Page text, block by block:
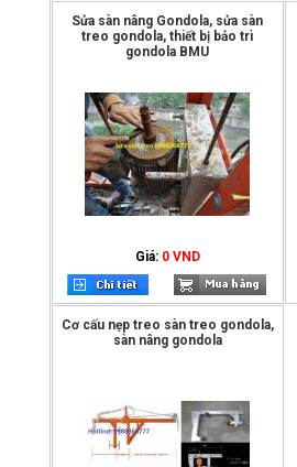
Sửa sàn nâng Gondola, sửa sàn
treo gondola, thiết bị bảo trì
gondola BMU
Giá: 0 VND
Cơ cấu nẹp treo sàn treo gondola,
sàn nâng gondola